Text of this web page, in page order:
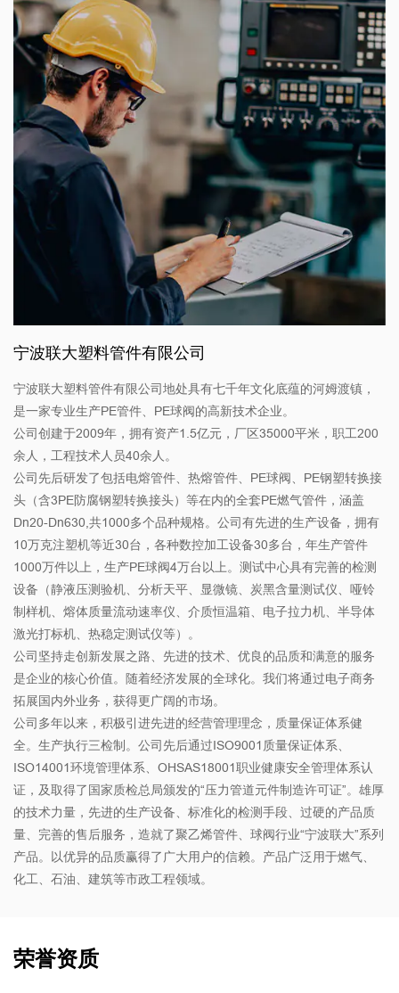
宁波联大塑料管件有限公司
宁波联大塑料管件有限公司地处具有七千年文化底蕴的河姆渡镇，
是一家专业生产PE管件、PE球阀的高新技术企业。
公司创建于2009年，拥有资产1.5亿元，厂区35000平米，职工200
余人，工程技术人员40余人。
公司先后研发了包括电熔管件、热熔管件、PE球阀、PE钢塑转换接
头（含3PE防腐钢塑转换接头）等在内的全套PE燃气管件，涵盖
Dn20-Dn630,共1000多个品种规格。公司有先进的生产设备，拥有
10万克注塑机等近30台，各种数控加工设备30多台，年生产管件
1000万件以上，生产PE球阀4万台以上。测试中心具有完善的检测
设备（静液压测验机、分析天平、显微镜、炭黑含量测试仪、哑铃
制样机、熔体质量流动速率仪、介质恒温箱、电子拉力机、半导体
激光打标机、热稳定测试仪等）。
公司坚持走创新发展之路、先进的技术、优良的品质和满意的服务
是企业的核心价值。随着经济发展的全球化。我们将通过电子商务
拓展国内外业务，获得更广阔的市场。
公司多年以来，积极引进先进的经营管理理念，质量保证体系健
全。生产执行三检制。公司先后通过ISO9001质量保证体系、
ISO14001环境管理体系、OHSAS18001职业健康安全管理体系认
证，及取得了国家质检总局颁发的“压力管道元件制造许可证”。雄厚
的技术力量，先进的生产设备、标准化的检测手段、过硬的产品质
量、完善的售后服务，造就了聚乙烯管件、球阀行业“宁波联大”系列
产品。以优异的品质赢得了广大用户的信赖。产品广泛用于燃气、
化工、石油、建筑等市政工程领域。
荣誉资质